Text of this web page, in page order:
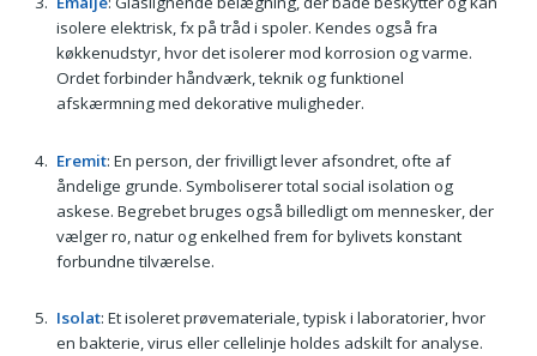
isolere elektrisk, fx på tråd i spoler. Kendes også fra
køkkenudstyr, hvor det isolerer mod korrosion og varme.
Ordet forbinder håndværk, teknik og funktionel
afskærmning med dekorative muligheder.
Eremit: En person, der frivilligt lever afsondret, ofte af
åndelige grunde. Symboliserer total social isolation og
askese. Begrebet bruges også billedligt om mennesker, der
vælger ro, natur og enkelhed frem for bylivets konstant
forbundne tilværelse.
Isolat: Et isoleret prøvemateriale, typisk i laboratorier, hvor
en bakterie, virus eller cellelinje holdes adskilt for analyse.